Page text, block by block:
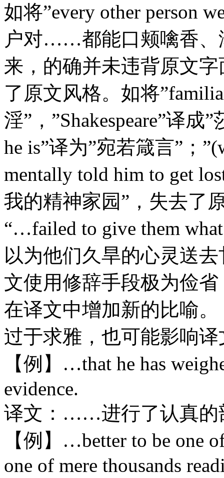
如将”every other person
户对……都能口颊噙香、
来，的确并未违背原文
了原文风格。如将
淫”，”Shakespeare”译成
he is”译为”宛若箴言”；
mentally told him to get
我的精神家园”，失去了
“…failed to give them
以为他们久旱的心灵送
文使用修辞手段极为俭
在译文中增加新的比喻。
过于求雅，也可能影响
【例】…that he has
evidence.
译文：……进行了认真的
【例】…better to be one
one of mere thousands